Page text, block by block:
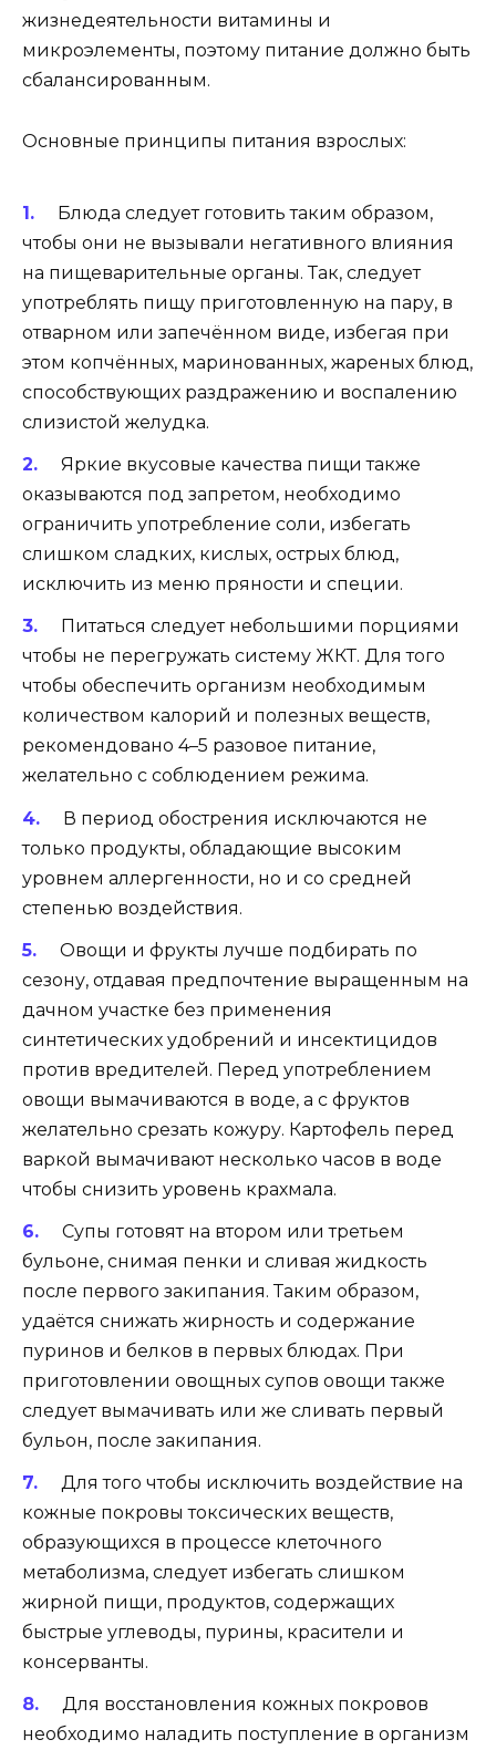
жизнедеятельности витамины и
микроэлементы, поэтому питание должно быть
сбалансированным.
Основные принципы питания взрослых:
Блюда следует готовить таким образом,
чтобы они не вызывали негативного влияния
на пищеварительные органы. Так, следует
употреблять пищу приготовленную на пару, в
отварном или запечённом виде, избегая при
этом копчённых, маринованных, жареных блюд,
способствующих раздражению и воспалению
слизистой желудка.
Яркие вкусовые качества пищи также
оказываются под запретом, необходимо
ограничить употребление соли, избегать
слишком сладких, кислых, острых блюд,
исключить из меню пряности и специи.
Питаться следует небольшими порциями
чтобы не перегружать систему ЖКТ. Для того
чтобы обеспечить организм необходимым
количеством калорий и полезных веществ,
рекомендовано 4–5 разовое питание,
желательно с соблюдением режима.
В период обострения исключаются не
только продукты, обладающие высоким
уровнем аллергенности, но и со средней
степенью воздействия.
Овощи и фрукты лучше подбирать по
сезону, отдавая предпочтение выращенным на
дачном участке без применения
синтетических удобрений и инсектицидов
против вредителей. Перед употреблением
овощи вымачиваются в воде, а с фруктов
желательно срезать кожуру. Картофель перед
варкой вымачивают несколько часов в воде
чтобы снизить уровень крахмала.
Супы готовят на втором или третьем
бульоне, снимая пенки и сливая жидкость
после первого закипания. Таким образом,
удаётся снижать жирность и содержание
пуринов и белков в первых блюдах. При
приготовлении овощных супов овощи также
следует вымачивать или же сливать первый
бульон, после закипания.
Для того чтобы исключить воздействие на
кожные покровы токсических веществ,
образующихся в процессе клеточного
метаболизма, следует избегать слишком
жирной пищи, продуктов, содержащих
быстрые углеводы, пурины, красители и
консерванты.
Для восстановления кожных покровов
необходимо наладить поступление в организм